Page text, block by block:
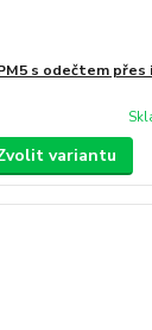
s odečtem
variantu